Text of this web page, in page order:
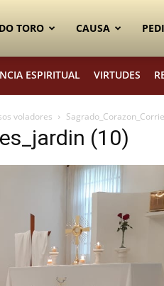
TORO CAUSA
ESPIRITUAL VIRTUDES
voladores
(10)